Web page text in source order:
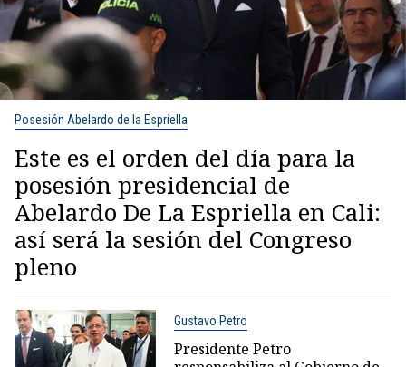
Posesión Abelardo de la Espriella
Este es el orden del día para la
posesión presidencial de
Abelardo De La Espriella en Cali:
así será la sesión del Congreso
pleno
Gustavo Petro
Presidente Petro